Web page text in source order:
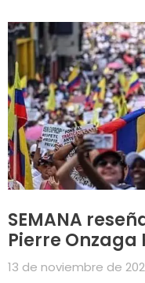
SEMANA
Pierre Onzaga
13 de noviembre de